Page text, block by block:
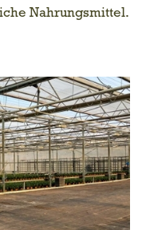
Nahrungsmittel.